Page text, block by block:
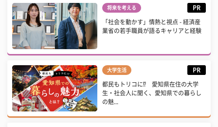
将来を考える PR
「社会を動かす」情熱と視点 - 経済産
業省の若手職員が語るキャリアと経験
大学生活 PR
都民もトリコに⁉ 愛知県在住の大学
生・社会人に聞く、愛知県での暮らし
の魅...